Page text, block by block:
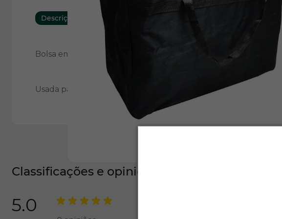
Descrição
Bolsa em para kit cargas perigosas, fechamento por ziper.
Usada para guardar o kit caminhão.
Classificações e opiniões
5.0